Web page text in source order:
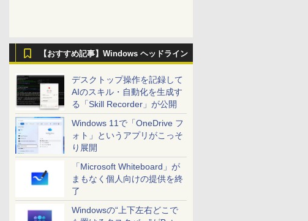
【おすすめ記事】Windows ヘッドライン
デスクトップ操作を記録して
AIのスキル・自動化を生成す
る「Skill Recorder」が公開
Windows 11で「OneDrive フ
ォト」というアプリがこっそ
り展開
「Microsoft Whiteboard」が
まもなく個人向けの提供を終
了
Windowsの“上下左右どこで